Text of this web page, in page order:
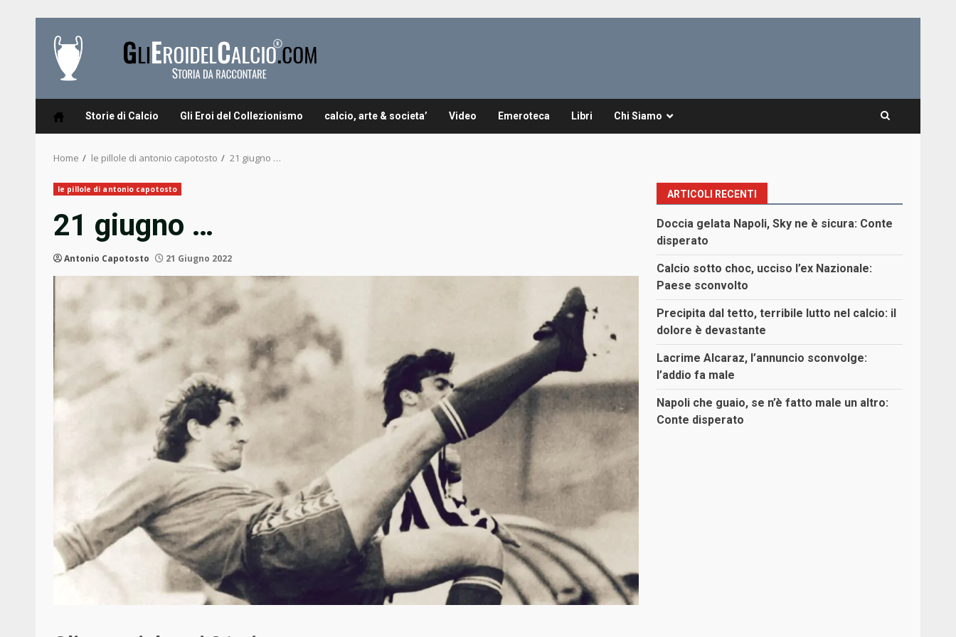
content
Storie di Calcio Gli Eroi del Collezionismo calcio, arte & societa’ Video Emeroteca Libri Chi Siamo
Home le pillole di antonio capotosto 21 giugno …
le pillole di antonio capotosto
21 giugno …
Antonio Capotosto 21 Giugno 2022
ARTICOLI RECENTI
Doccia gelata Napoli, Sky ne è sicura: Conte
disperato
Calcio sotto choc, ucciso l’ex Nazionale:
Paese sconvolto
Precipita dal tetto, terribile lutto nel calcio: il
dolore è devastante
Lacrime Alcaraz, l’annuncio sconvolge:
l’addio fa male
Napoli che guaio, se n’è fatto male un altro:
Conte disperato